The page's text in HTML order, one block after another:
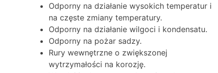
Odporny na działanie wysokich temperatur i
na częste zmiany temperatury.
Odporny na działanie wilgoci i kondensatu.
Odporny na pożar sadzy.
Rury wewnętrzne o zwiększonej
wytrzymałości na korozję.